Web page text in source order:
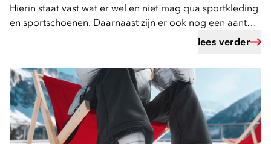
Hierin staat vast wat er wel en niet mag qua sportkleding
en sportschoenen. Daarnaast zijn er ook nog een aantal
lees verder